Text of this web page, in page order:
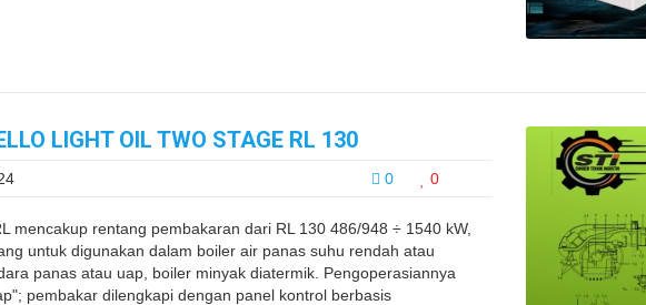
LIGHT OIL TWO STAGE RL 130
0 0
mencakup rentang pembakaran dari RL 130 486/948 ÷ 1540 kW,
untuk digunakan dalam boiler air panas suhu rendah atau
panas atau uap, boiler minyak diatermik. Pengoperasiannya
pembakar dilengkapi dengan panel kontrol berbasis